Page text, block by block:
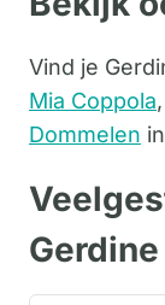
Vind je
Mia Coppola,
Dommelen